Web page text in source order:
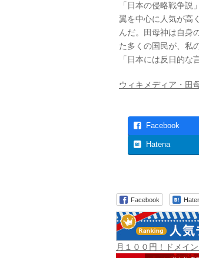
「日本の侵略戦争
翼を中心に人気が高
んだ。田母神は自身
た多くの国民が、私
「日本には反日的な
ウィキメディア・田
Facebook
Hatena
Facebook
月１００円！ドメイ